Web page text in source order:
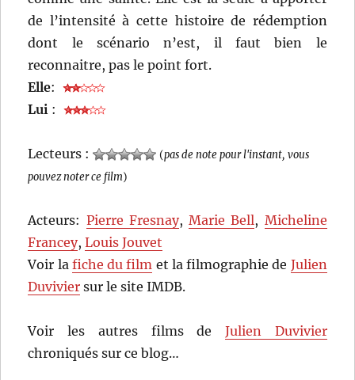
de l’intensité à cette histoire de rédemption
dont le scénario n’est, il faut bien le
reconnaitre, pas le point fort.
Elle:
Lui :
Lecteurs : (pas de note pour l'instant, vous
pouvez noter ce film)
Acteurs: Pierre Fresnay,Marie Bell, Micheline
Francey,Louis Jouvet
Voir la fiche du film et la filmographie de Julien
Duvivier sur le site IMDB.
Voir les autres films de Julien Duvivier
chroniqués sur ce blog…